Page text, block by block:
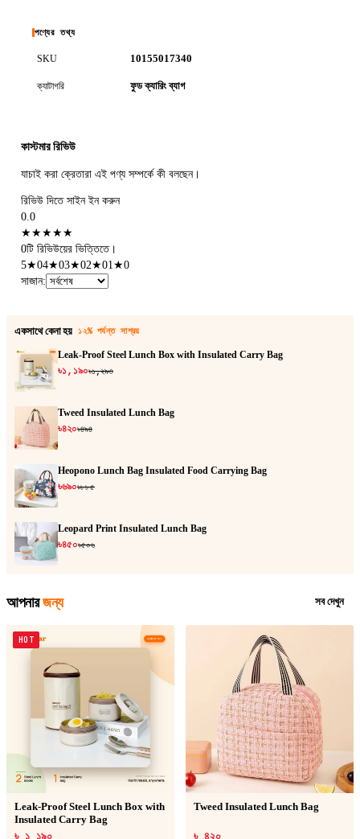
পণ্যের তথ্য
SKU 10155017340
ক্যাটাগরি ফুড ক্যারিং ব্যাগ
কাস্টমার রিভিউ
যাচাই করা ক্রেতারা এই পণ্য সম্পর্কে কী বলছেন।
রিভিউ দিতে সাইন ইন করুন
0.0
★★★★★
0টি রিভিউয়ের ভিত্তিতে।
5★04★03★02★01★0
সাজান:
একসাথে কেনা হয় ১২% পর্যন্ত সাশ্রয়
Leak-Proof Steel Lunch Box with Insulated Carry Bag
৳১,১৯০৳১,২৯৩
Tweed Insulated Lunch Bag
৳৪২০৳৪৯৪
Heopono Lunch Bag Insulated Food Carrying Bag
৳৬৯০৳৮৮৫
Leopard Print Insulated Lunch Bag
৳৪৫০৳৫০৬
আপনার জন্য সব দেখুন
HOT
Leak-Proof Steel Lunch Box with
Insulated Carry Bag
৳ ১,১৯০
Tweed Insulated Lunch Bag
৳ ৪২০